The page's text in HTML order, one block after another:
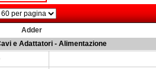
Adder
e Adattatori - Alimentazione